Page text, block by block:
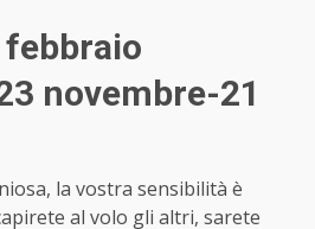
febbraio
novembre-21
la vostra sensibilità è
al volo gli altri, sarete